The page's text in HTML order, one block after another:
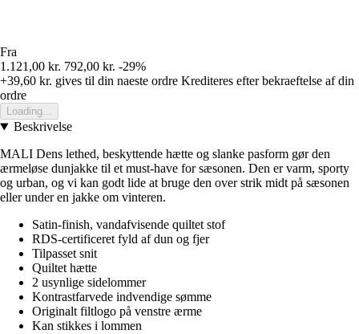
Fra
1.121,00 kr. 792,00 kr. -29%
+39,60 kr. gives til din naeste ordre Krediteres efter bekraeftelse af din
ordre
Loading...
Beskrivelse
MALI Dens lethed, beskyttende hætte og slanke pasform gør den
ærmeløse dunjakke til et must-have for sæsonen. Den er varm, sporty
og urban, og vi kan godt lide at bruge den over strik midt på sæsonen
eller under en jakke om vinteren.
Satin-finish, vandafvisende quiltet stof
RDS-certificeret fyld af dun og fjer
Tilpasset snit
Quiltet hætte
2 usynlige sidelommer
Kontrastfarvede indvendige sømme
Originalt filtlogo på venstre ærme
Kan stikkes i lommen